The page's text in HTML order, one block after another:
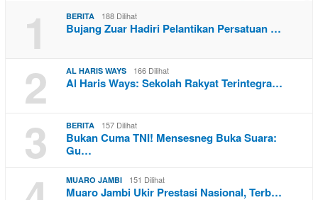
1 BERITA 188 Dilihat
Bujang Zuar Hadiri Pelantikan Persatuan …
2 AL HARIS WAYS 166 Dilihat
Al Haris Ways: Sekolah Rakyat Terintegra…
3 BERITA 157 Dilihat
Bukan Cuma TNI! Mensesneg Buka Suara:
Gu…
MUARO JAMBI 151 Dilihat
Muaro Jambi Ukir Prestasi Nasional, Terb…